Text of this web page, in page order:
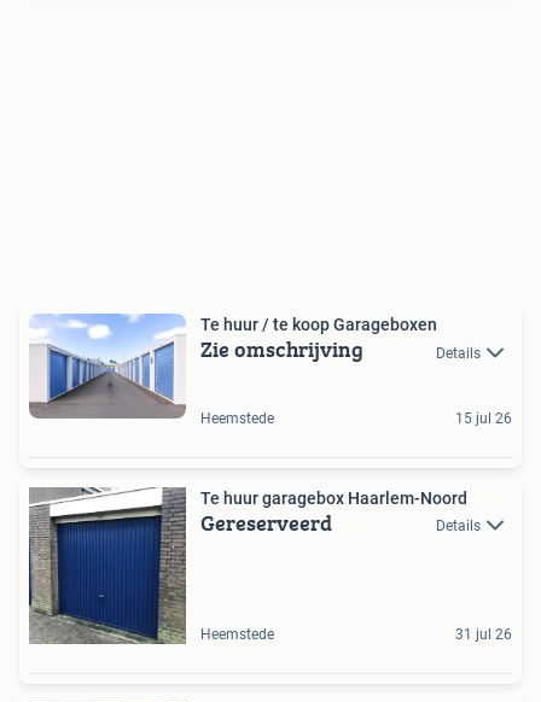
Te huur / te koop Garageboxen
Zie omschrijving Details
Heemstede 15 jul 26
Te huur garagebox Haarlem-Noord
Gereserveerd Details
Heemstede 31 jul 26